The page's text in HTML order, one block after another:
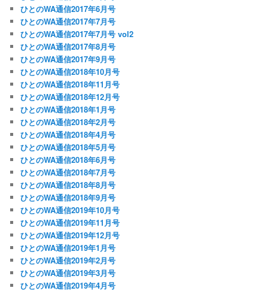
ひとのWA通信2017年6月号
ひとのWA通信2017年7月号
ひとのWA通信2017年7月号 vol2
ひとのWA通信2017年8月号
ひとのWA通信2017年9月号
ひとのWA通信2018年10月号
ひとのWA通信2018年11月号
ひとのWA通信2018年12月号
ひとのWA通信2018年1月号
ひとのWA通信2018年2月号
ひとのWA通信2018年4月号
ひとのWA通信2018年5月号
ひとのWA通信2018年6月号
ひとのWA通信2018年7月号
ひとのWA通信2018年8月号
ひとのWA通信2018年9月号
ひとのWA通信2019年10月号
ひとのWA通信2019年11月号
ひとのWA通信2019年12月号
ひとのWA通信2019年1月号
ひとのWA通信2019年2月号
ひとのWA通信2019年3月号
ひとのWA通信2019年4月号